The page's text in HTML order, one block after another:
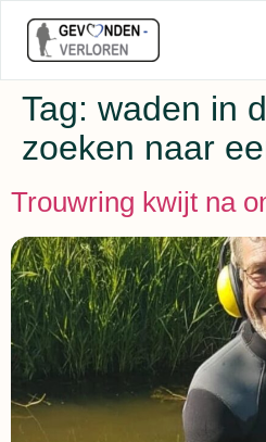
Tag: waden in
zoeken naar
Trouwring kwijt na